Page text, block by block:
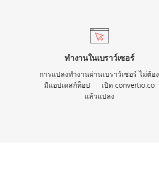
ทำงานในเบราว์เซอร์
การแปลงทำงานผ่านเบราว์เซอร์ ไม่ต้อง
มีแอปเดสก์ท็อป — เปิด convertio.co
แล้วแปลง